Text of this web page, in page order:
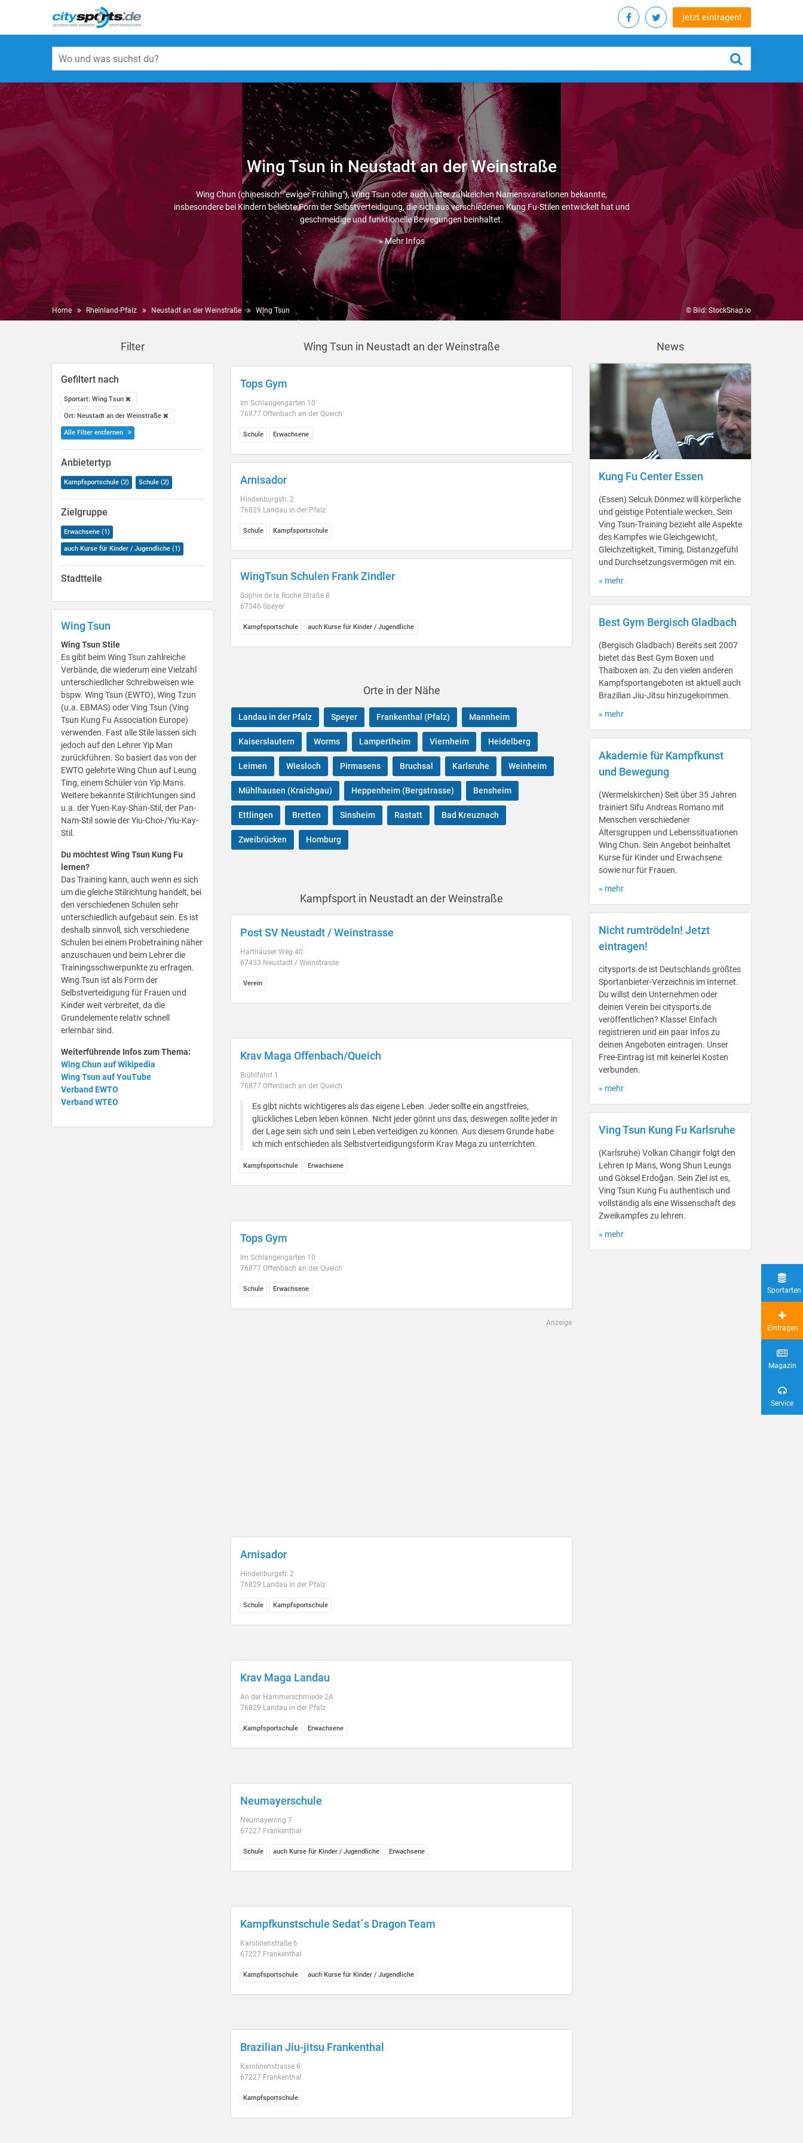
jetzt eintragen!
Wing Tsun in Neustadt an der Weinstraße
Wing Chun (chinesisch: "ewiger Frühling"), Wing Tsun oder auch unter zahlreichen Namensvariationen bekannte,
insbesondere bei Kindern beliebte Form der Selbstverteidigung, die sich aus verschiedenen Kung Fu-Stilen entwickelt hat und
geschmeidige und funktionelle Bewegungen beinhaltet.
» Mehr Infos
Home Rheinland-Pfalz Neustadt an der Weinstraße Wing Tsun © Bild: StockSnap.io
Filter
Gefiltert nach
Sportart: Wing Tsun
Ort: Neustadt an der Weinstraße
Alle Filter entfernen
Anbietertyp
Kampfsportschule (2) Schule (2)
Zielgruppe
Erwachsene (1)
auch Kurse für Kinder / Jugendliche (1)
Stadtteile
Wing Tsun
Wing Tsun Stile
Es gibt beim Wing Tsun zahlreiche
Verbände, die wiederum eine Vielzahl
unterschiedlicher Schreibweisen wie
bspw. Wing Tsun (EWTO), Wing Tzun
(u.a. EBMAS) oder Ving Tsun (Ving
Tsun Kung Fu Association Europe)
verwenden. Fast alle Stile lassen sich
jedoch auf den Lehrer Yip Man
zurückführen. So basiert das von der
EWTO gelehrte Wing Chun auf Leung
Ting, einem Schüler von Yip Mans.
Weitere bekannte Stilrichtungen sind
u.a. der Yuen-Kay-Shan-Stil, der Pan-
Nam-Stil sowie der Yiu-Choi-/Yiu-Kay-
Stil.
Du möchtest Wing Tsun Kung Fu
lernen?
Das Training kann, auch wenn es sich
um die gleiche Stilrichtung handelt, bei
den verschiedenen Schulen sehr
unterschiedlich aufgebaut sein. Es ist
deshalb sinnvoll, sich verschiedene
Schulen bei einem Probetraining näher
anzuschauen und beim Lehrer die
Trainingsschwerpunkte zu erfragen.
Wing Tsun ist als Form der
Selbstverteidigung für Frauen und
Kinder weit verbreitet, da die
Grundelemente relativ schnell
erlernbar sind.
Weiterführende Infos zum Thema:
Wing Chun auf Wikipedia
Wing Tsun auf YouTube
Verband EWTO
Verband WTEO
Wing Tsun in Neustadt an der Weinstraße
Tops Gym
Im Schlangengarten 10
76877 Offenbach an der Queich
Schule Erwachsene
Arnisador
Hindenburgstr. 2
76829 Landau in der Pfalz
Schule Kampfsportschule
WingTsun Schulen Frank Zindler
Sophie de la Roche Straße 8
67346 Speyer
Kampfsportschule auch Kurse für Kinder / Jugendliche
Orte in der Nähe
Landau in der Pfalz Speyer Frankenthal (Pfalz) Mannheim
Kaiserslautern Worms Lampertheim Viernheim Heidelberg
Leimen Wiesloch Pirmasens Bruchsal Karlsruhe Weinheim
Mühlhausen (Kraichgau) Heppenheim (Bergstrasse) Bensheim
Ettlingen Bretten Sinsheim Rastatt Bad Kreuznach
Zweibrücken Homburg
Kampfsport in Neustadt an der Weinstraße
Post SV Neustadt / Weinstrasse
Harthäuser Weg 40
67433 Neustadt / Weinstrasse
Verein
Krav Maga Offenbach/Queich
Brühlfahrt 1
76877 Offenbach an der Queich
Es gibt nichts wichtigeres als das eigene Leben. Jeder sollte ein angstfreies,
glückliches Leben leben können. Nicht jeder gönnt uns das, deswegen sollte jeder in
der Lage sein sich und sein Leben verteidigen zu können. Aus diesem Grunde habe
ich mich entschieden als Selbstverteidigungsform Krav Maga zu unterrichten.
Kampfsportschule Erwachsene
Tops Gym
Im Schlangengarten 10
76877 Offenbach an der Queich
Schule Erwachsene
Anzeige
Arnisador
Hindenburgstr. 2
76829 Landau in der Pfalz
Schule Kampfsportschule
Krav Maga Landau
An der Hammerschmiede 2A
76829 Landau in der Pfalz
Kampfsportschule Erwachsene
Neumayerschule
Neumayerring 7
67227 Frankenthal
Schule auch Kurse für Kinder / Jugendliche Erwachsene
Kampfkunstschule Sedat´s Dragon Team
Karolinenstraße 6
67227 Frankenthal
Kampfsportschule auch Kurse für Kinder / Jugendliche
Brazilian Jiu-jitsu Frankenthal
Karolinenstrasse 6
67227 Frankenthal
Kampfsportschule
News
Kung Fu Center Essen
(Essen) Selcuk Dönmez will körperliche
und geistige Potentiale wecken. Sein
Ving Tsun-Training bezieht alle Aspekte
des Kampfes wie Gleichgewicht,
Gleichzeitigkeit, Timing, Distanzgefühl
und Durchsetzungsvermögen mit ein.
» mehr
Best Gym Bergisch Gladbach
(Bergisch Gladbach) Bereits seit 2007
bietet das Best Gym Boxen und
Thaiboxen an. Zu den vielen anderen
Kampfsportangeboten ist aktuell auch
Brazilian Jiu-Jitsu hinzugekommen.
» mehr
Akademie für Kampfkunst
und Bewegung
(Wermelskirchen) Seit über 35 Jahren
trainiert Sifu Andreas Romano mit
Menschen verschiedener
Altersgruppen und Lebenssituationen
Wing Chun. Sein Angebot beinhaltet
Kurse für Kinder und Erwachsene
sowie nur für Frauen.
» mehr
Nicht rumtrödeln! Jetzt
eintragen!
citysports.de ist Deutschlands größtes
Sportanbieter-Verzeichnis im Internet.
Du willst dein Unternehmen oder
deinen Verein bei citysports.de
veröffentlichen? Klasse! Einfach
registrieren und ein paar Infos zu
deinen Angeboten eintragen. Unser
Free-Eintrag ist mit keinerlei Kosten
verbunden.
» mehr
Ving Tsun Kung Fu Karlsruhe
(Karlsruhe) Volkan Cihangir folgt den
Lehren Ip Mans, Wong Shun Leungs
und Göksel Erdoğan. Sein Ziel ist es,
Ving Tsun Kung Fu authentisch und
vollständig als eine Wissenschaft des
Zweikampfes zu lehren.
» mehr
Sportarten
Eintragen
Magazin
Service